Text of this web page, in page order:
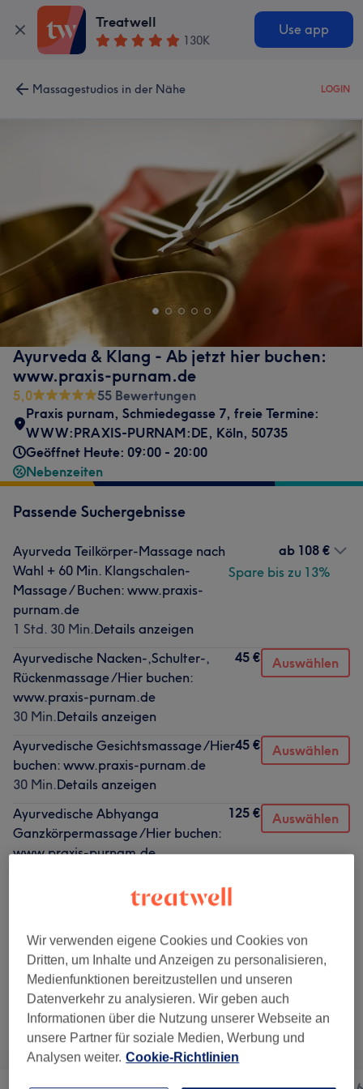
Treatwell
130K
Use app
Massagestudios in der Nähe LOGIN
Ayurveda & Klang - Ab jetzt hier buchen:
www.praxis-purnam.de
5,0
55 Bewertungen
Praxis purnam, Schmiedegasse 7, freie Termine:
WWW:PRAXIS-PURNAM:DE, Köln, 50735
Geöffnet Heute: 09:00 - 20:00
Nebenzeiten
Passende Suchergebnisse
Ayurveda Teilkörper-Massage nach
Wahl + 60 Min. Klangschalen-
Massage / Buchen: www.praxis-
purnam.de
1 Std. 30 Min.Details anzeigen
ab 108 €
Spare bis zu 13%
Ayurvedische Nacken-,Schulter-,
Rückenmassage /Hier buchen:
www.praxis-purnam.de
30 Min.Details anzeigen
45 € Auswählen
Ayurvedische Gesichtsmassage /Hier
buchen: www.praxis-purnam.de
30 Min.Details anzeigen
45 € Auswählen
Ayurvedische Abhyanga
Ganzkörpermassage /Hier buchen:
www.praxis-purnam.de
125 € Auswählen
Klangschalen- & Frequenz-Therapie
purnam.de
1 Std.Details anzeigen
Nicht gefunden wonach du gesucht hast?
Alle Services
Wir verwenden eigene Cookies und Cookies von
Dritten, um Inhalte und Anzeigen zu personalisieren,
Medienfunktionen bereitzustellen und unseren
Datenverkehr zu analysieren. Wir geben auch
Informationen über die Nutzung unserer Webseite an
unsere Partner für soziale Medien, Werbung und
Analysen weiter. Cookie-Richtlinien